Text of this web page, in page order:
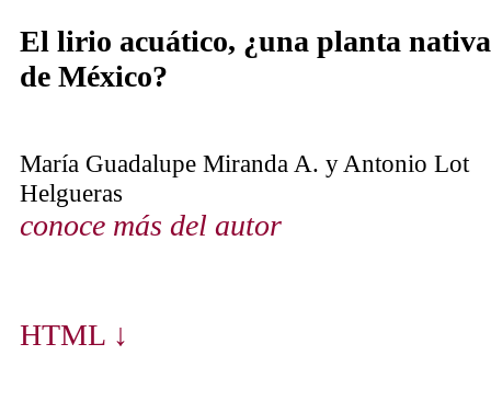
El lirio acuático, ¿una planta nativa
de México?
María Guadalupe Miranda A. y Antonio Lot
Helgueras
conoce más del autor
HTML ↓